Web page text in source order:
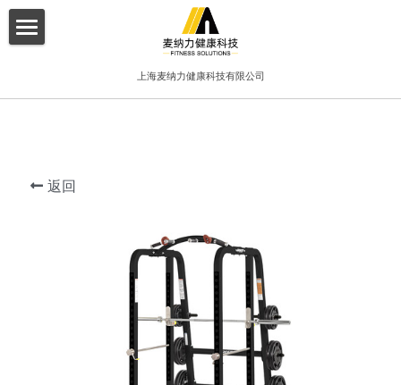
上海麦纳力健康科技有限公司
关于我们
增值服务
返回
博客分类